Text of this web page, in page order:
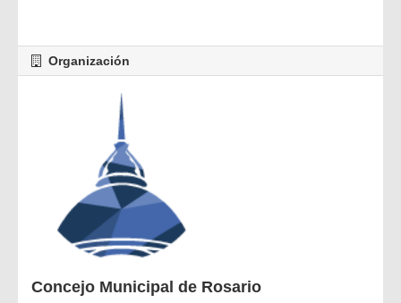
Organización
Concejo Municipal de Rosario